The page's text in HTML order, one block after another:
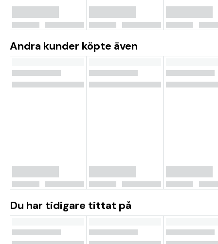
85 mm Storlek 2 stbd Typ Genua vagn Lager Torlon kulor
Kontroll trissa enkel Med hundsvott Max lina 10 mm Max
arbetsbelastning 2200 kg Vikt 1600 g Längd 205 mm Bredd
Andra kunder köpte även
Du har tidigare tittat på